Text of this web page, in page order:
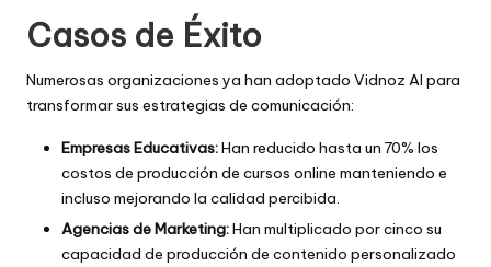
Casos de Éxito
Numerosas organizaciones ya han adoptado Vidnoz AI para
transformar sus estrategias de comunicación:
Empresas Educativas:Han reducido hasta un 70% los
costos de producción de cursos online manteniendo e
incluso mejorando la calidad percibida.
Agencias de Marketing:Han multiplicado por cinco su
capacidad de producción de contenido personalizado